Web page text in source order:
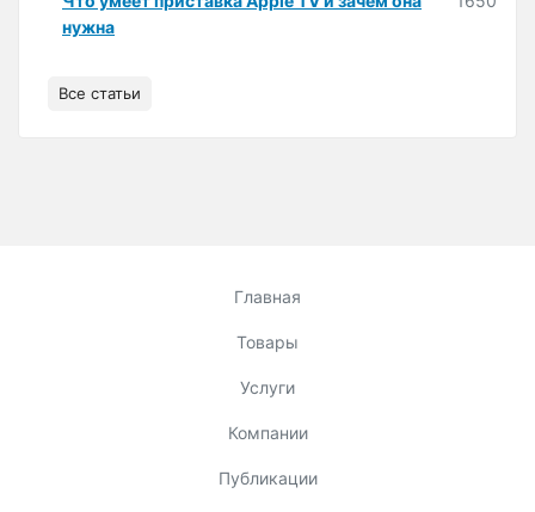
нужна
Все статьи
Главная
Товары
Услуги
Компании
Публикации